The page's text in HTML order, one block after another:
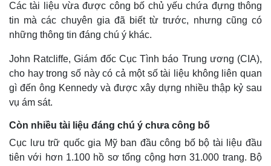
Thế giới
Quan sát
Hồ sơ
Video
E-Magazine
Infographic
Các tài liệu vừa được công bố chủ yếu chứa đựng thông
tin mà các chuyên gia đã biết từ trước, nhưng cũng có
những thông tin đáng chú ý khác.
John Ratcliffe, Giám đốc Cục Tình báo Trung ương (CIA),
cho hay trong số này có cả một số tài liệu không liên quan
gì đến ông Kennedy và được xây dựng nhiều thập kỷ sau
vụ ám sát.
Còn nhiều tài liệu đáng chú ý chưa công bố
Cục lưu trữ quốc gia Mỹ ban đầu công bố bộ tài liệu đầu
tiên với hơn 1.100 hồ sơ tổng cộng hơn 31.000 trang. Bộ